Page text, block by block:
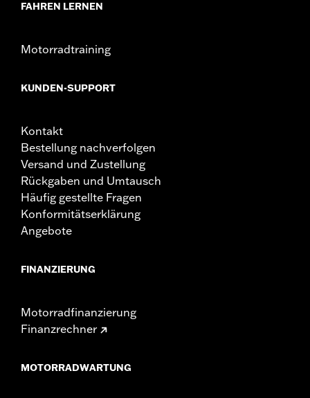
FAHREN LERNEN
Motorradtraining
KUNDEN-SUPPORT
Kontakt
Bestellung nachverfolgen
Versand und Zustellung
Rückgaben und Umtausch
Häufig gestellte Fragen
Konformitätserklärung
Angebote
FINANZIERUNG
Motorradfinanzierung
Finanzrechner
MOTORRADWARTUNG